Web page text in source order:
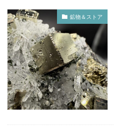
鉱物＆ストア